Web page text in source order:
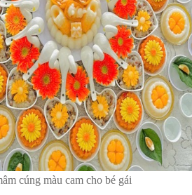
cúng màu cam cho bé gái